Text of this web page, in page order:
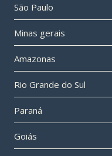
São Paulo
Minas gerais
Amazonas
Rio Grande do Sul
Paraná
Goiás